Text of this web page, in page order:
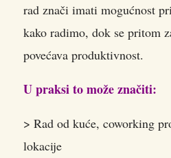
rad znači imati mogućnost
kako radimo, dok se pritom
povećava produktivnost.
U praksi to može značiti:
> Rad od kuće, coworking
lokacije